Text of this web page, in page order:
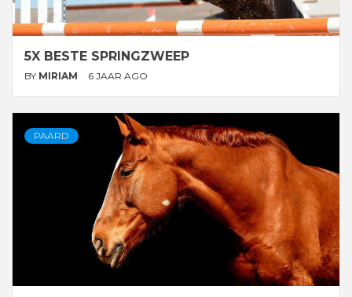
5X BESTE SPRINGZWEEP
BY MIRIAM 6 JAAR AGO
PAARD